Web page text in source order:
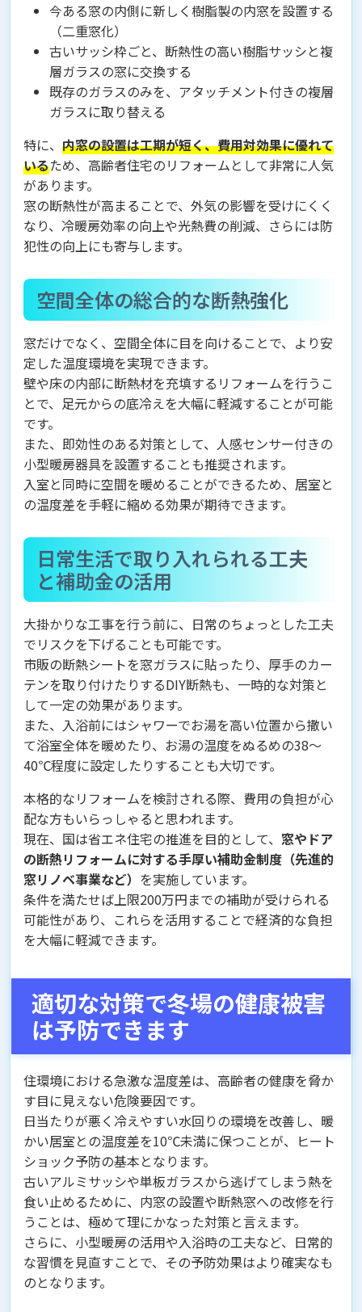
今ある窓の内側に新しく樹脂製の内窓を設置する
（二重窓化）
古いサッシ枠ごと、断熱性の高い樹脂サッシと複
層ガラスの窓に交換する
既存のガラスのみを、アタッチメント付きの複層
ガラスに取り替える
特に、 内窓の設置は工期が短く、費用対効果に優れて
いるため、高齢者住宅のリフォームとして非常に人気
があります。
窓の断熱性が高まることで、外気の影響を受けにくく
なり、冷暖房効率の向上や光熱費の削減、さらには防
犯性の向上にも寄与します。
空間全体の総合的な断熱強化
窓だけでなく、空間全体に目を向けることで、より安
定した温度環境を実現できます。
壁や床の内部に断熱材を充填するリフォームを行うこ
とで、足元からの底冷えを大幅に軽減することが可能
です。
また、即効性のある対策として、人感センサー付きの
小型暖房器具を設置することも推奨されます。
入室と同時に空間を暖めることができるため、居室と
の温度差を手軽に縮める効果が期待できます。
日常生活で取り入れられる工夫
と補助金の活用
大掛かりな工事を行う前に、日常のちょっとした工夫
でリスクを下げることも可能です。
市販の断熱シートを窓ガラスに貼ったり、厚手のカー
テンを取り付けたりするDIY断熱も、一時的な対策と
して一定の効果があります。
また、入浴前にはシャワーでお湯を高い位置から撒い
て浴室全体を暖めたり、お湯の温度をぬるめの38〜
40℃程度に設定したりすることも大切です。
本格的なリフォームを検討される際、費用の負担が心
配な方もいらっしゃると思われます。
現在、国は省エネ住宅の推進を目的として、 窓やドア
の断熱リフォームに対する手厚い補助金制度（先進的
窓リノベ事業など） を実施しています。
条件を満たせば上限200万円までの補助が受けられる
可能性があり、これらを活用することで経済的な負担
を大幅に軽減できます。
適切な対策で冬場の健康被害
は予防できます
住環境における急激な温度差は、高齢者の健康を脅か
す目に見えない危険要因です。
日当たりが悪く冷えやすい水回りの環境を改善し、暖
かい居室との温度差を10℃未満に保つことが、ヒート
ショック予防の基本となります。
古いアルミサッシや単板ガラスから逃げてしまう熱を
食い止めるために、内窓の設置や断熱窓への改修を行
うことは、極めて理にかなった対策と言えます。
さらに、小型暖房の活用や入浴時の工夫など、日常的
な習慣を見直すことで、その予防効果はより確実なも
のとなります。